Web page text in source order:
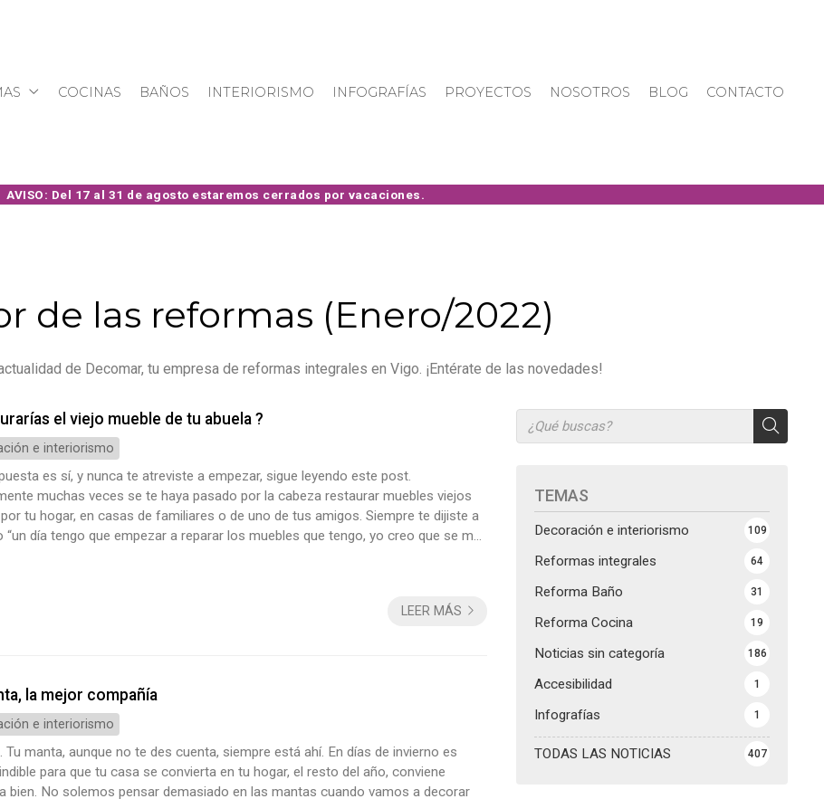
COCINAS BAÑOS INTERIORISMO INFOGRAFÍAS PROYECTOS NOSOTROS BLOG CONTACTO
de las reformas (Enero/2022)
de Decomar, tu empresa de reformas integrales en Vigo. ¡Entérate de las novedades!
TEMAS
TODAS LAS NOTICIAS 407
Decoración e interiorismo 109
Reformas integrales 64
Reforma Baño 31
Reforma Cocina 19
Noticias sin categoría 186
Accesibilidad 1
Infografías 1
el viejo mueble de tu abuela ?
e interiorismo
es sí, y nunca te atreviste a empezar, sigue leyendo este post.
muchas veces se te haya pasado por la cabeza restaurar muebles viejos
tu hogar, en casas de familiares o de uno de tus amigos. Siempre te dijiste a
“un día tengo que empezar a reparar los muebles que tengo, yo creo que se me
LEER MÁS
la mejor compañía
e interiorismo
Tu manta, aunque no te des cuenta, siempre está ahí. En días de invierno es
para que tu casa se convierta en tu hogar, el resto del año, conviene
bien. No solemos pensar demasiado en las mantas cuando vamos a decorar